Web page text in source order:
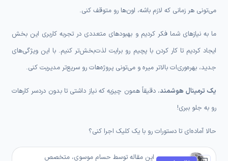
می‌تونی هر زمانی که لازم باشه، اون‌ها رو متوقف کنی.
ما به نیازهای شما فکر کردیم و بهبودهای متعددی در تجربه کاربری این بخش
ایجاد کردیم تا کار کردن با پچیم رو برایت لذت‌بخش‌تر کنیم. با این ویژگی‌های
جدید، بهره‌وری‌ات بالاتر میره و می‌تونی پروژه‌هات رو سریع‌تر مدیریت کنی.
یک ترمینال هوشمند، دقیقاً همون چیزیه که نیاز داشتی تا بدون دردسر کارهات
رو به جلو ببری!
حالا آماده‌ای تا دستورات رو با یک کلیک اجرا کنی؟
این مقاله توسط حسام موسوی، متخصص